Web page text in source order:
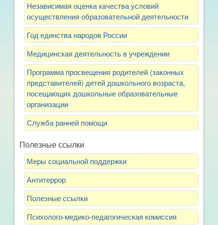
Независимая оценка качества условий
осуществления образовательной деятельности
Год единства народов России
Медицинская деятельность в учреждении
Программа просвещения родителей (законных
представителей) детей дошкольного возраста,
посещающих дошкольные образовательные
организации
Служба ранней помощи
Полезные ссылки
Меры социальной поддержки
Антитеррор
Полезные ссылки
Психолого-медико-педагогическая комиссия